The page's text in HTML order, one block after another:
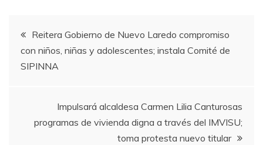
Post
navigation
Reitera Gobierno de Nuevo Laredo compromiso
con niños, niñas y adolescentes; instala Comité de
SIPINNA
Impulsará alcaldesa Carmen Lilia Canturosas
programas de vivienda digna a través del IMVISU;
toma protesta nuevo titular